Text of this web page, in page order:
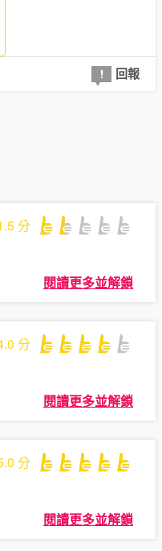
回報
分
閱讀更多並解鎖
分
閱讀更多並解鎖
分
閱讀更多並解鎖